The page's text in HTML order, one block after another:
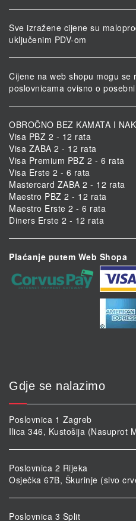
Sve izražene cijene su
uključenim PDV-om
Cijene na web shopu mogu se
poslovnicama ovisno o
OBROČNO BEZ KAMATA I
Visa PBZ 2 - 12 rata
Visa ZABA 2 - 12 rata
Visa Premium PBZ 2 - 6 rata
Visa Erste 2 - 6 rata
Mastercard ZABA 2 - 12 rata
Maestro PBZ 2 - 12 rata
Maestro Erste 2 - 6 rata
Diners Erste 2 - 12 rata
Plaćanje putem Web Shopa
Gdje se nalazimo
Poslovnica 1 Zagreb
Ilica 346, Kustošija (Nasuprot
Poslovnica 2 Rijeka
Osječka 67B, Škurinje (sivo
Poslovnica 3 Split